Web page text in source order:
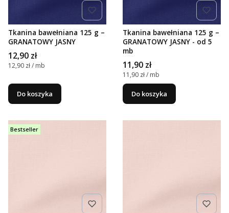
Tkanina bawełniana 125 g –
GRANATOWY JASNY
Cena
12,90 zł
Cena jednostkowa
12,90 zł / mb
Do koszyka
Tkanina bawełniana 125 g –
GRANATOWY JASNY - od 5
mb
Cena
11,90 zł
Cena jednostkowa
11,90 zł / mb
Do koszyka
Bestseller